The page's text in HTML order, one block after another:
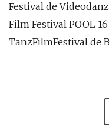
Festival de
Film Festival POOL
TanzFilmFestival de